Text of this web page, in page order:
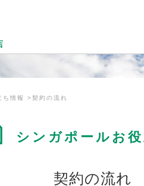
ち情報 契約の流れ
シンガポールお
契約の流れ